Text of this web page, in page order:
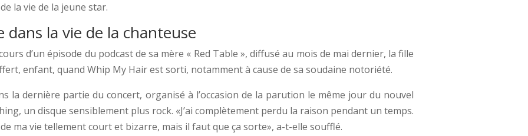
la vie de la jeune star.
la vie de la chanteuse
d’un épisode du podcast de sa mère « Red Table », diffusé au mois de mai dernier, la fille
enfant, quand Whip My Hair est sorti, notamment à cause de sa soudaine notoriété.
la dernière partie du concert, organisé à l’occasion de la parution le même jour du nouvel
un disque sensiblement plus rock. «J’ai complètement perdu la raison pendant un temps.
ma vie tellement court et bizarre, mais il faut que ça sorte», a-t-elle soufflé.